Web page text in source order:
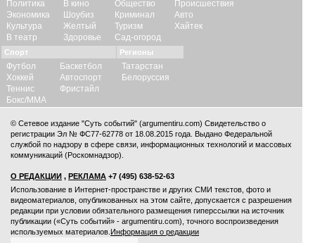
Политика
Экономика
Культура
В театр
В кино
Шоубиз
Желтый
Здоровье
Общество
Криминал
Туризм
Сад-огород
Происшествия
Авто
Хайтек
Спорт
Футбол
Хоккей
Теннис
Бокс/ММА
Баскетбол
Автоспорт
Фристайл
Регионы
Татарстан
Белоруссия
© Сетевое издание "Суть событий" (argumentiru.com) Свидетельство о
регистрации Эл № ФС77-62778 от 18.08.2015 года. Выдано Федеральной
службой по надзору в сфере связи, информационных технологий и массовых
коммуникаций (Роскомнадзор).
О РЕДАКЦИИ , РЕКЛАМА +7 (495) 638-52-63
Использование в Интернет-пространстве и других СМИ текстов, фото и
видеоматериалов, опубликованных на этом сайте, допускается с разрешения
редакции при условии обязательного размещения гиперссылки на источник
публикации («Суть событий» - argumentiru.com), точного воспроизведения
используемых материалов. Информация о редакции